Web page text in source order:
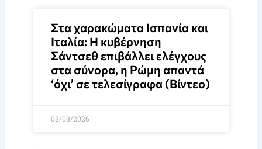
Στα χαρακώματα Ισπανία και
Ιταλία: Η κυβέρνηση
Σάντσεθ επιβάλλει ελέγχους
στα σύνορα, η Ρώμη απαντά
‘όχι’ σε τελεσίγραφα (Βίντεο)
08/08/2026